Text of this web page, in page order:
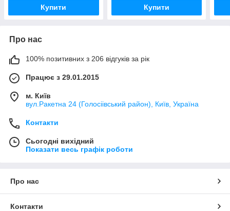
Купити Купити
Про нас
100% позитивних з 206 відгуків за рік
Працює з 29.01.2015
м. Київ
вул.Ракетна 24 (Голосіівський район), Київ, Україна
Контакти
Сьогодні вихідний
Показати весь графік роботи
Про нас
Контакти